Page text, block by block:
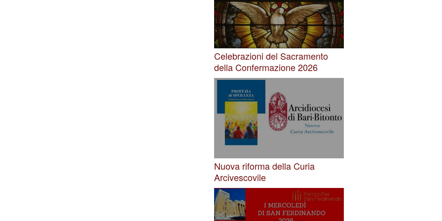
Celebrazioni del Sacramento
della Confermazione 2026
Nuova riforma della Curia
Arcivescovile